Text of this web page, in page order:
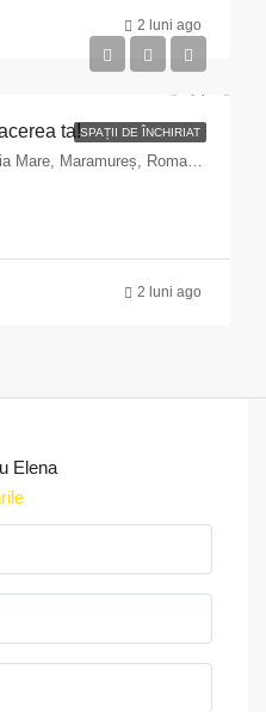
2 luni ago
SPAȚII DE ÎNCHIRIAT
ta!
Strada Barajului, Ferneziu, Baia Mare, Maramureș, Romania
2 luni ago
Elena